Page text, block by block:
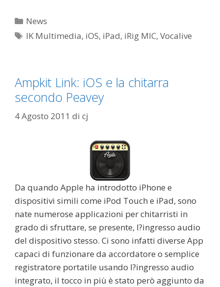
Categorie
News
Tag
IK Multimedia, iOS, iPad, iRig MIC,Vocalive
Ampkit Link: iOS e la chitarra
secondo Peavey
4 Agosto 2011 di cj
Da quando Apple ha introdotto iPhone e
dispositivi simili come iPod Touch e iPad, sono
nate numerose applicazioni per chitarristi in
grado di sfruttare, se presente, l?ingresso audio
del dispositivo stesso. Ci sono infatti diverse App
capaci di funzionare da accordatore o semplice
registratore portatile usando l?ingresso audio
integrato, il tocco in più è stato però aggiunto da